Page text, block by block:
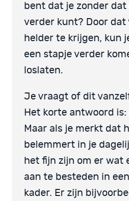
bent dat je zonder
verder kunt? Door dat
helder te krijgen, kun
een stapje verder
loslaten.
Je vraagt of dit
Het korte antwoord
Maar als je merkt dat
belemmert in je
het fijn zijn om er wat
aan te besteden in
kader. Er zijn